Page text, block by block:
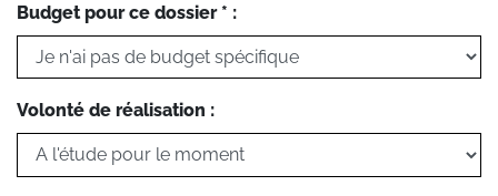
Budget pour ce dossier * :
Volonté de réalisation :